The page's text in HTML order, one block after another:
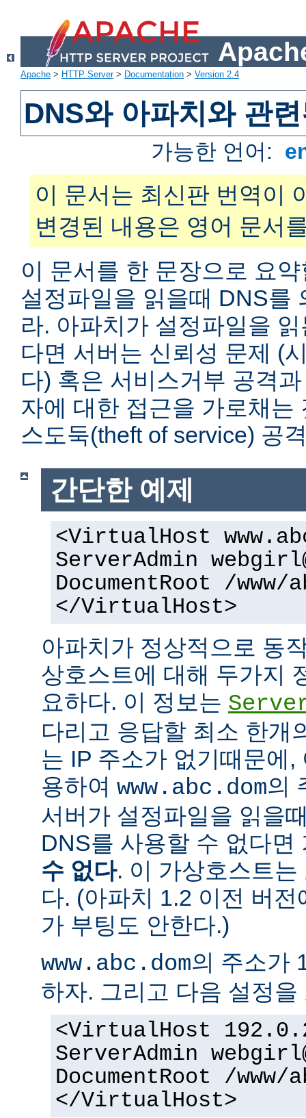
Apache > HTTP Server> Documentation > Version 2.4
DNS와 아파치와 관
가능한 언어:
이 문서는 최신판 번역이
변경된 내용은 영어 문서
이 문서를 한 문장으로 요
설정파일을 읽을때 DNS를
라. 아파치가 설정파일을
다면 서버는 신뢰성 문제 (
다) 혹은 서비스거부 공격
자에 대한 접근을 가로채는
스도둑(theft of service) 공
간단한 예제
<VirtualHost
ServerAdmin
DocumentRoot /www/
</VirtualHost>
아파치가 정상적으로 동
상호스트에 대해 두가지
요하다. 이 정보는
다리고 응답할 최소 한개
는 IP 주소가 없기때문에
용하여 www.abc.dom의
서버가 설정파일을 읽을
DNS를 사용할 수 없다
수 없다. 이 가상호스트
다. (아파치 1.2 이전 버
가 부팅도 안한다.)
www.abc.dom의 주소가
하자. 그리고 다음 설정을
<VirtualHost
ServerAdmin
DocumentRoot /www/
</VirtualHost>